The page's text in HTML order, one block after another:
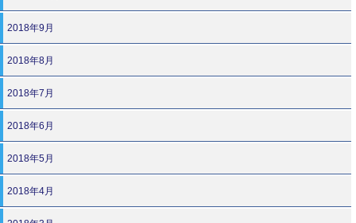
2018年9月
2018年8月
2018年7月
2018年6月
2018年5月
2018年4月